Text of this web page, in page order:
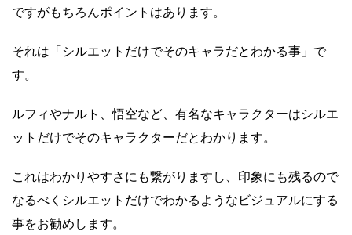
ですがもちろんポイントはあります。
それは「シルエットだけでそのキャラだとわかる事」で
す。
ルフィやナルト、悟空など、有名なキャラクターはシルエ
ットだけでそのキャラクターだとわかります。
これはわかりやすさにも繋がりますし、印象にも残るので
なるべくシルエットだけでわかるようなビジュアルにする
事をお勧めします。